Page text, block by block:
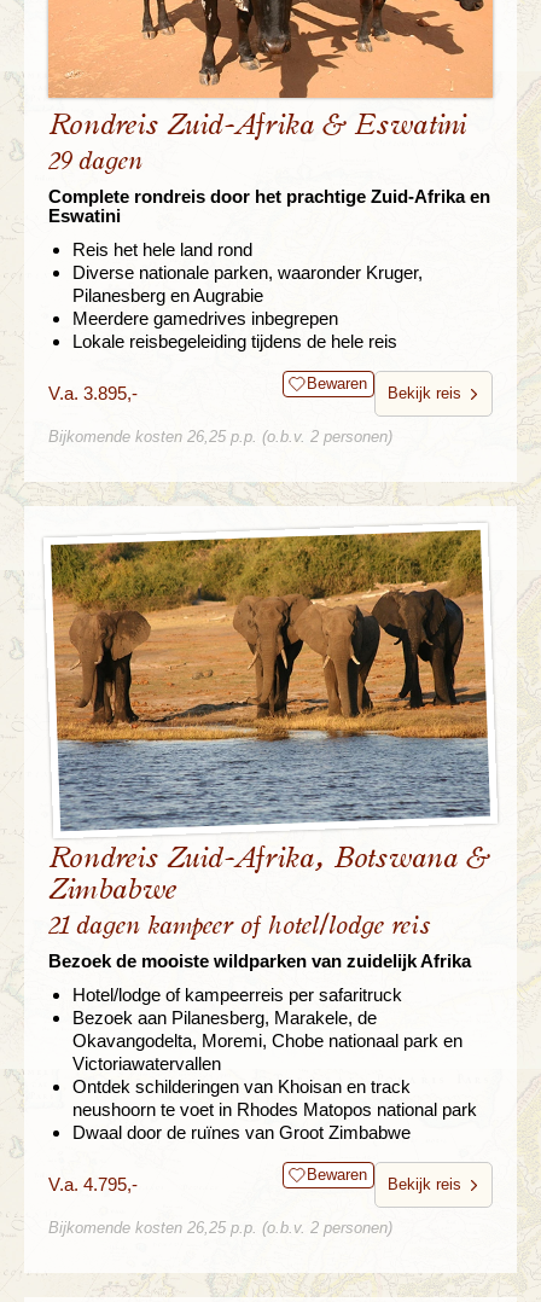
Rondreis Zuid-Afrika & Eswatini
29 dagen
Complete rondreis door het prachtige Zuid-Afrika en
Eswatini
Reis het hele land rond
Diverse nationale parken, waaronder Kruger,
Pilanesberg en Augrabie
Meerdere gamedrives inbegrepen
Lokale reisbegeleiding tijdens de hele reis
V.a. 3.895,- Bewaren
Bekijk reis
Bijkomende kosten 26,25 p.p. (o.b.v. 2 personen)
Rondreis Zuid-Afrika, Botswana &
Zimbabwe
21 dagen kampeer of hotel/lodge reis
Bezoek de mooiste wildparken van zuidelijk Afrika
Hotel/lodge of kampeerreis per safaritruck
Bezoek aan Pilanesberg, Marakele, de
Okavangodelta, Moremi, Chobe nationaal park en
Victoriawatervallen
Ontdek schilderingen van Khoisan en track
neushoorn te voet in Rhodes Matopos national park
Dwaal door de ruïnes van Groot Zimbabwe
V.a. 4.795,- Bewaren
Bekijk reis
Bijkomende kosten 26,25 p.p. (o.b.v. 2 personen)